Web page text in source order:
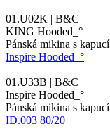
01.U02K | B&C
KING Hooded_°
Pánská mikina s kapucí
Inspire Hooded_°
01.U33B | B&C
Inspire Hooded_°
Pánská mikina s kapucí
ID.003 80/20